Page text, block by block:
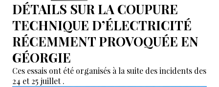
DÉTAILS SUR LA COUPURE
TECHNIQUE D’ÉLECTRICITÉ
RÉCEMMENT PROVOQUÉE EN
GÉORGIE
Ces essais ont été organisés à la suite des incidents des
24 et 25 juillet .